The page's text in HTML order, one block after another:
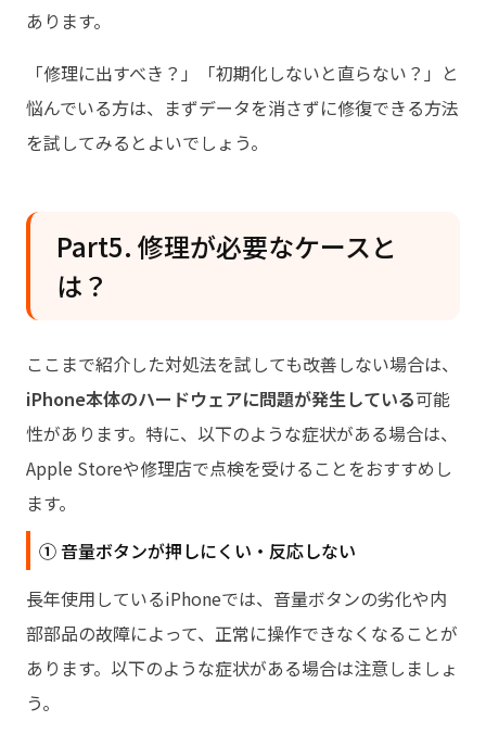
あります。
「修理に出すべき？」「初期化しないと直らない？」と
悩んでいる方は、まずデータを消さずに修復できる方法
を試してみるとよいでしょう。
Part5. 修理が必要なケースと
は？
ここまで紹介した対処法を試しても改善しない場合は、
iPhone本体のハードウェアに問題が発生している可能
性があります。特に、以下のような症状がある場合は、
Apple Storeや修理店で点検を受けることをおすすめし
ます。
① 音量ボタンが押しにくい・反応しない
長年使用しているiPhoneでは、音量ボタンの劣化や内
部部品の故障によって、正常に操作できなくなることが
あります。以下のような症状がある場合は注意しましょ
う。